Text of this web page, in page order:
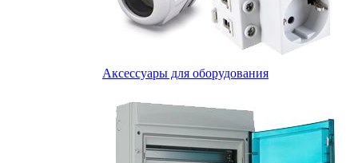
Аксессуары для оборудования